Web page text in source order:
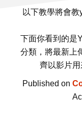
以下教學將會
下面你看到的是
分類，將最新上
齊以影片
Published on